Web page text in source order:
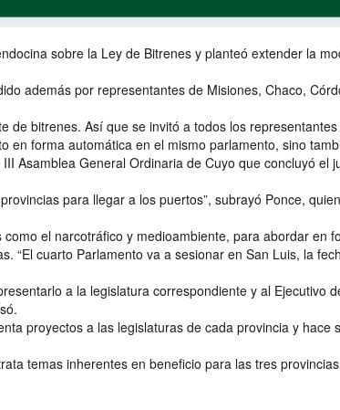
sobre la Ley de Bitrenes y planteó extender la
además por representantes de Misiones, Chaco,
bitrenes. Así que se invitó a todos los
forma automática en el mismo parlamento, sino
Asamblea General Ordinaria de Cuyo que concluyó el
para llegar a los puertos”, subrayó Ponce,
el narcotráfico y medioambiente, para abordar en
cuarto Parlamento va a sesionar en San Luis, la
a la legislatura correspondiente y al Ejecutivo
proyectos a las legislaturas de cada provincia y hace
temas inherentes en beneficio para las tres